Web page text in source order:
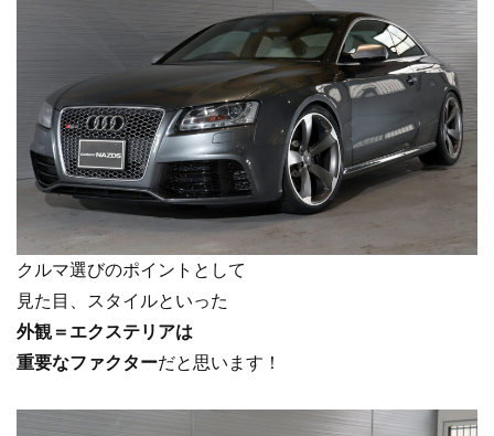
クルマ選びのポイントとして
見た目、スタイルといった
外観＝エクステリアは
重要なファクターだと思います！